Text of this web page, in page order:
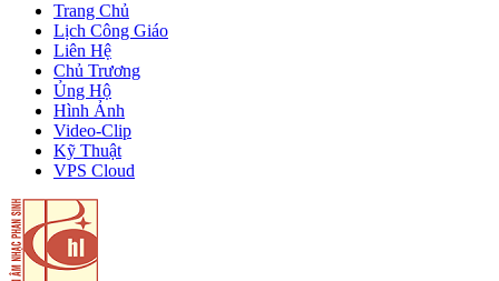
Trang Chủ
Lịch Công Giáo
Liên Hệ
Chủ Trương
Ủng Hộ
Hình Ảnh
Video-Clip
Kỹ Thuật
VPS Cloud